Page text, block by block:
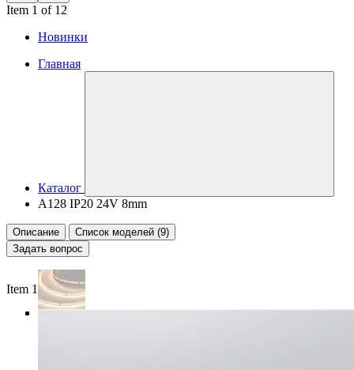
Item 1 of 12
Новинки
Главная
Каталог
A128 IP20 24V 8mm
Описание
Список моделей (9)
Задать вопрос
Item 1 of 4